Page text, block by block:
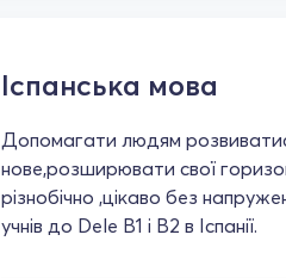
Іспанська мова
Допомагати людям
нове,розширювати свої
різнобічно ,цікаво без
учнів до Dele В1 і В2 в Іспанії.